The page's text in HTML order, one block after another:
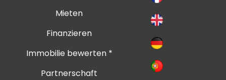
Mieten
Finanzieren
Immobilie bewerten *
Partnerschaft